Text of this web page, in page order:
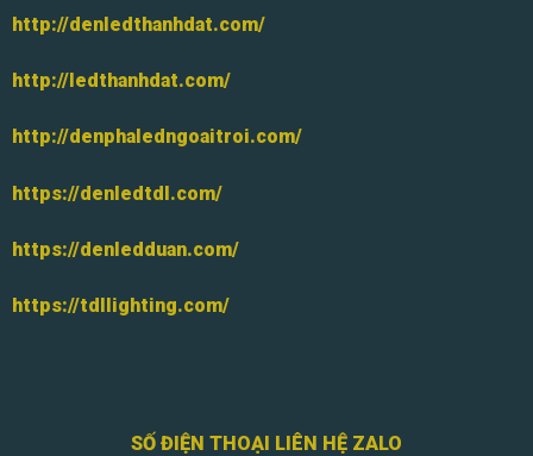
http://denledthanhdat.com/
http://ledthanhdat.com/
http://denphaledngoaitroi.com/
https://denledtdl.com/
https://denledduan.com/
https://tdllighting.com/
SỐ ĐIỆN THOẠI LIÊN HỆ ZALO